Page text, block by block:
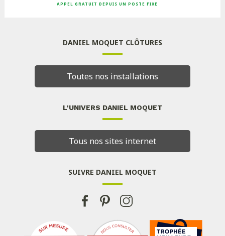
APPEL GRATUIT DEPUIS UN POSTE FIXE
DANIEL MOQUET CLÔTURES
Toutes nos installations
L'UNIVERS DANIEL MOQUET
Tous nos sites internet
SUIVRE DANIEL MOQUET